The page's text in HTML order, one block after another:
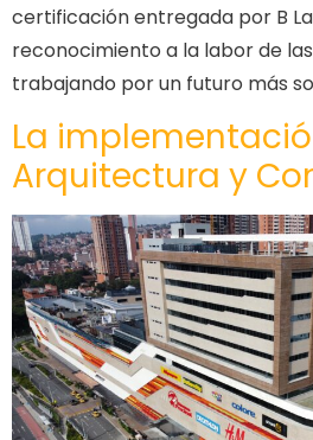
certificación entregada por B
reconocimiento a la labor de
trabajando por un futuro más
La
Arquitectura y